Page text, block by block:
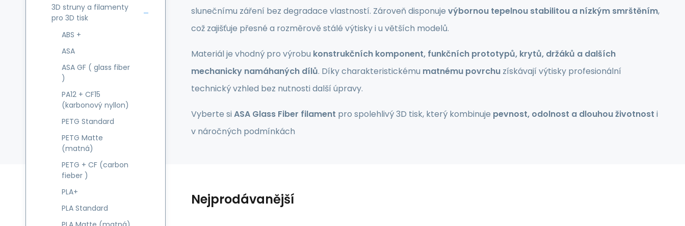
slunečnímu záření bez degradace vlastností. Zároveň disponuje výbornou tepelnou stabilitou a nízkým smrštěním,
což zajišťuje přesné a rozměrově stálé výtisky i u větších modelů.
Materiál je vhodný pro výrobu konstrukčních komponent, funkčních prototypů, krytů, držáků a dalších
mechanicky namáhaných dílů. Díky charakteristickému matnému povrchu získávají výtisky profesionální
technický vzhled bez nutnosti další úpravy.
Vyberte si ASA Glass Fiber filament pro spolehlivý 3D tisk, který kombinuje pevnost, odolnost a dlouhou životnost i
v náročných podmínkách
Nejprodávanější
3D struny a filamenty
pro 3D tisk
ABS +
ASA
ASA GF ( glass fiber
)
PA12 + CF15
(karbonový nyllon)
PETG Standard
PETG Matte
(matná)
PETG + CF (carbon
fieber )
PLA+
PLA Standard